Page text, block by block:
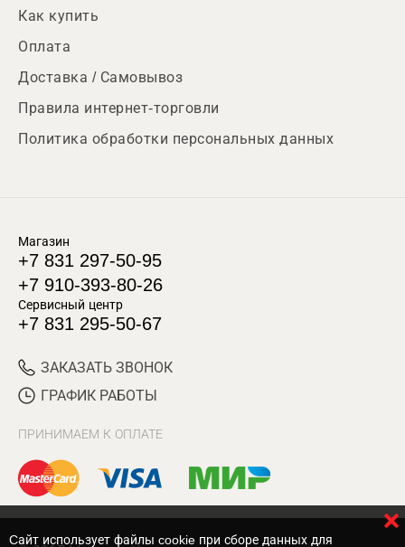
Как купить
Оплата
Доставка / Самовывоз
Правила интернет-торговли
Политика обработки персональных данных
Магазин
+7 831 297-50-95
+7 910-393-80-26
Сервисный центр
+7 831 295-50-67
ЗАКАЗАТЬ ЗВОНОК
ГРАФИК РАБОТЫ
ПРИНИМАЕМ К ОПЛАТЕ
Cайт использует файлы cookie при сборе данных для